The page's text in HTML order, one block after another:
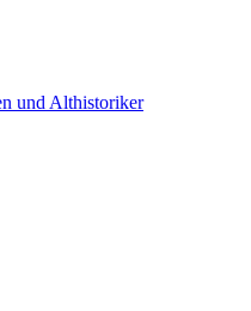
und Althistoriker